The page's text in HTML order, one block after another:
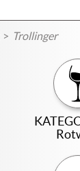
Trollinger